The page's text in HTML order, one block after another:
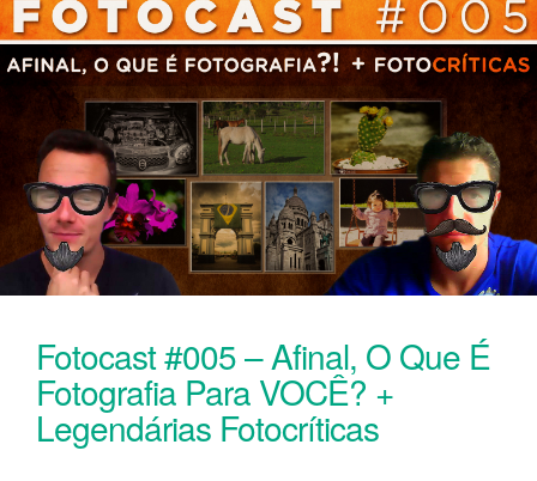
Fotocast #005 – Afinal, O Que É
Fotografia Para VOCÊ? +
Legendárias Fotocríticas